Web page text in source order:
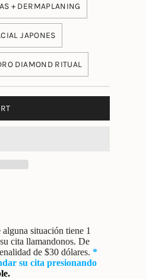
+ DERMAPLANING
JAPONES
DIAMOND RITUAL
situación tiene 1
cita llamandonos. De
de $30 dólares. *
su cita presionando